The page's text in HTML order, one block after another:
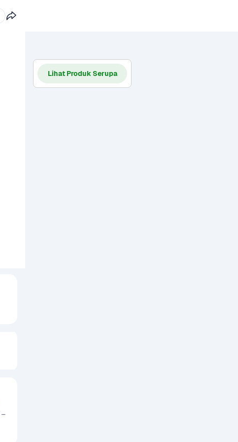
Lihat Produk Serupa